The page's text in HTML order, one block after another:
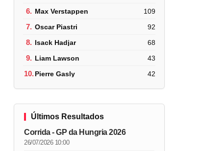
6. Max Verstappen 109
7. Oscar Piastri 92
8. Isack Hadjar 68
9. Liam Lawson 43
10.Pierre Gasly 42
Últimos Resultados
Corrida - GP da Hungria 2026
26/07/2026 10:00